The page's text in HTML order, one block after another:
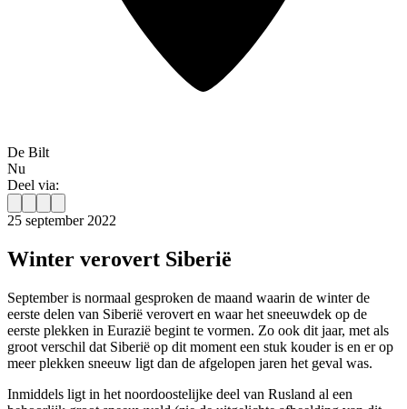
De Bilt
Nu
Deel via:
25 september 2022
Winter verovert Siberië
September is normaal gesproken de maand waarin de winter de
eerste delen van Siberië verovert en waar het sneeuwdek op de
eerste plekken in Eurazië begint te vormen. Zo ook dit jaar, met als
groot verschil dat Siberië op dit moment een stuk kouder is en er op
meer plekken sneeuw ligt dan de afgelopen jaren het geval was.
Inmiddels ligt in het noordoostelijke deel van Rusland al een